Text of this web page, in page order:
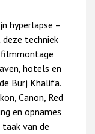
hyperlapse –
techniek
filmmontage
hotels en
Burj Khalifa.
Canon, Red
en opnames
van de